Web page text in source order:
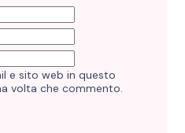
e sito web in questo
volta che commento.